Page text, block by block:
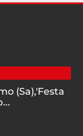
(Sa),'Festa